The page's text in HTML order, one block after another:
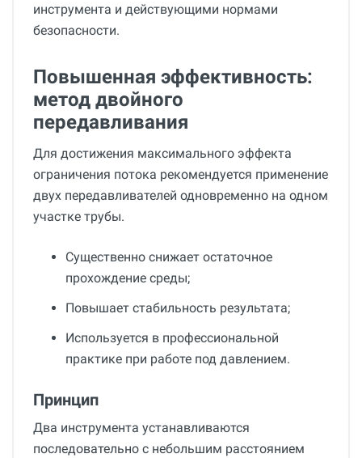
инструмента и действующими нормами
безопасности.
Повышенная эффективность:
метод двойного
передавливания
Для достижения максимального эффекта
ограничения потока рекомендуется применение
двух передавливателей одновременно на одном
участке трубы.
Существенно снижает остаточное
прохождение среды;
Повышает стабильность результата;
Используется в профессиональной
практике при работе под давлением.
Принцип
Два инструмента устанавливаются
последовательно с небольшим расстоянием